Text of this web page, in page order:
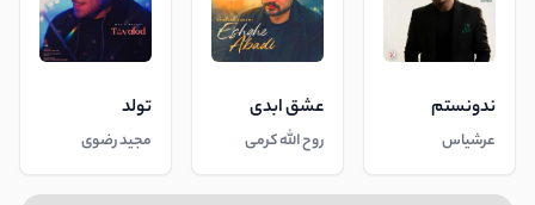
ندونستم
عرشیاس
عشق ابدی
روح الله کرمی
تولد
مجید رضوی